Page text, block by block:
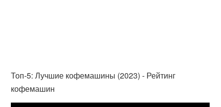
Топ-5: Лучшие кофемашины (2023) - Рейтинг
кофемашин